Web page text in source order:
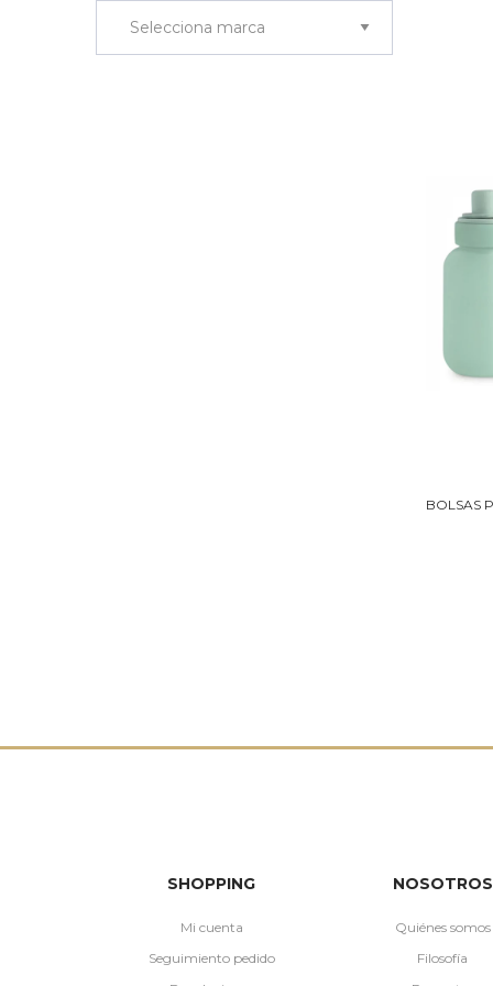
SHOPPING
Mi cuenta
Seguimiento pedido
NOSOTROS
Quiénes somos
Filosofía